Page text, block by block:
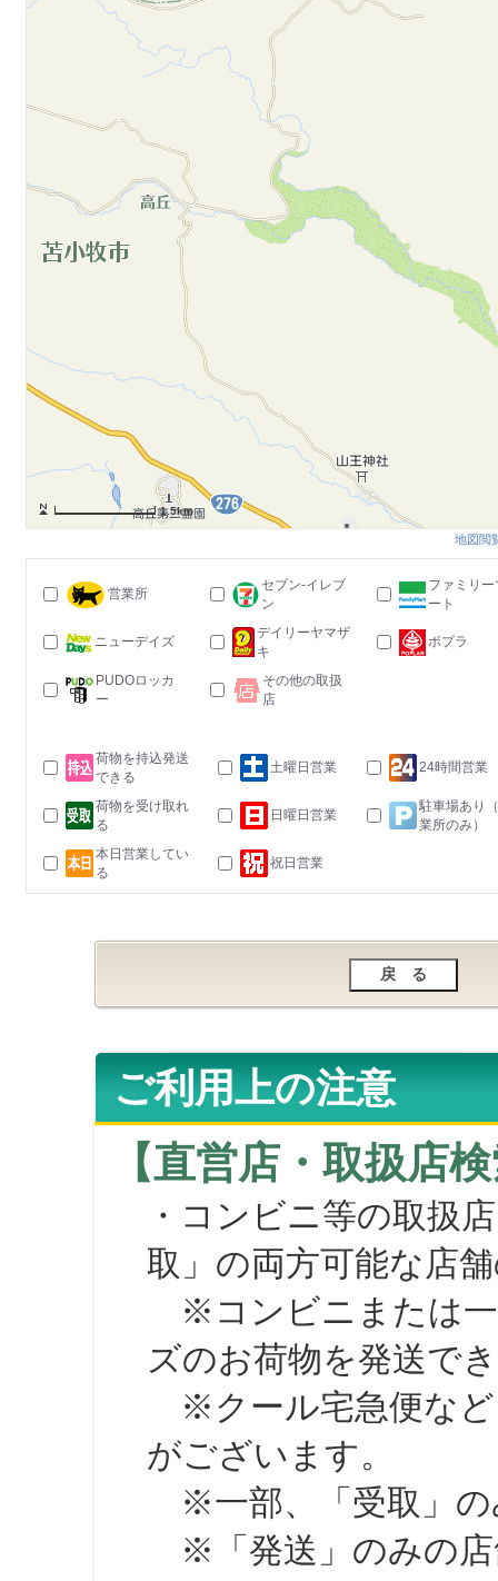
1.5km
地図閲
営業所
セブン-イレブ
ン
ファミリー
ート
ニューデイズ
デイリーヤマザ
キ
ポプラ
PUDOロッカ
ー
その他の取扱
店
荷物を持込発送
できる
土曜日営業 24時間営業
荷物を受け取れ
る
日曜日営業
駐車場あり
業所のみ）
本日営業してい
る
祝日営業
ご利用上の注意
【直営店・取扱店
・コンビニ等の取扱
取」の両方可能な店
※コンビニまたは一
ズのお荷物を発送で
※クール宅急便など
がございます。
※一部、「受取」の
※「発送」のみの店